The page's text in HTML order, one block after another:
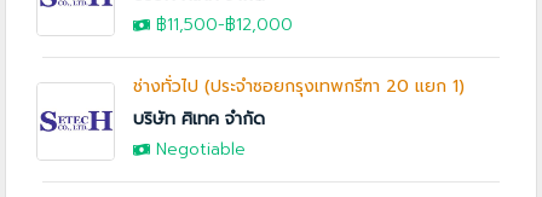
฿11,500-฿12,000
ช่างทั่วไป (ประจำซอยกรุงเทพกรีฑา 20 แยก 1)
บริษัท ศิเทค จำกัด
Negotiable